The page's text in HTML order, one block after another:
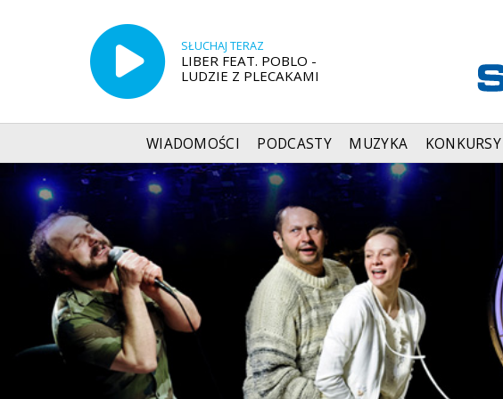
SŁUCHAJ TERAZ
LIBER FEAT. POBLO -
LUDZIE Z PLECAKAMI
WIADOMOŚCI PODCASTY MUZYKA KONKURSY